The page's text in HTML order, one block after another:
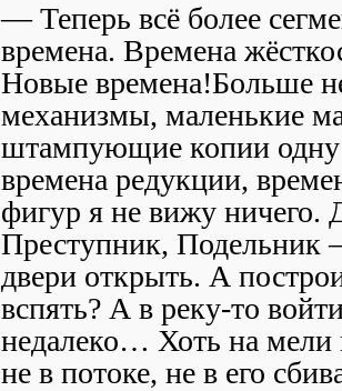
— Теперь всё более
времена. Времена
Новые времена!Больше
механизмы, маленькие
штампующие копии одну
времена редукции,
фигур я не вижу
Преступник, Подельник
двери открыть. А
вспять? А в реку-то
недалеко… Хоть на
не в потоке, не в его